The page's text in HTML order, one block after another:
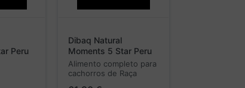
Peru
Dibaq Natural
Moments 5 Star Peru
e Frango Puppy Raças
Grandes
Alimento completo para
cachorros de Raça